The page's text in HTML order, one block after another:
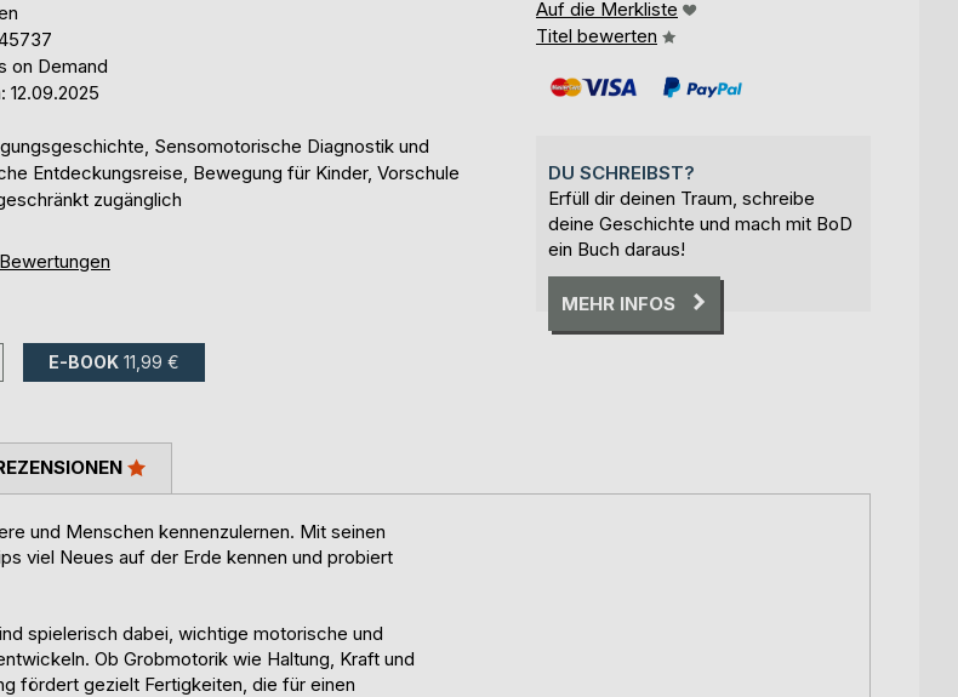
on Demand
12.09.2025
Sensomotorische Diagnostik und
Entdeckungsreise, Bewegung für Kinder, Vorschule
zugänglich
Bewertungen
E-BOOK 11,99 €
Auf die Merkliste
Titel bewerten
DU SCHREIBST?
Erfüll dir deinen Traum, schreibe
deine Geschichte und mach mit BoD
ein Buch daraus!
MEHR INFOS
und Menschen kennenzulernen. Mit seinen
viel Neues auf der Erde kennen und probiert
spielerisch dabei, wichtige motorische und
Ob Grobmotorik wie Haltung, Kraft und
fördert gezielt Fertigkeiten, die für einen